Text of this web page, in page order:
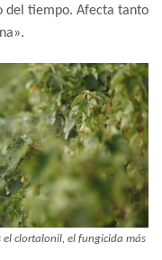
del tiempo. Afecta tanto
el clortalonil, el fungicida más